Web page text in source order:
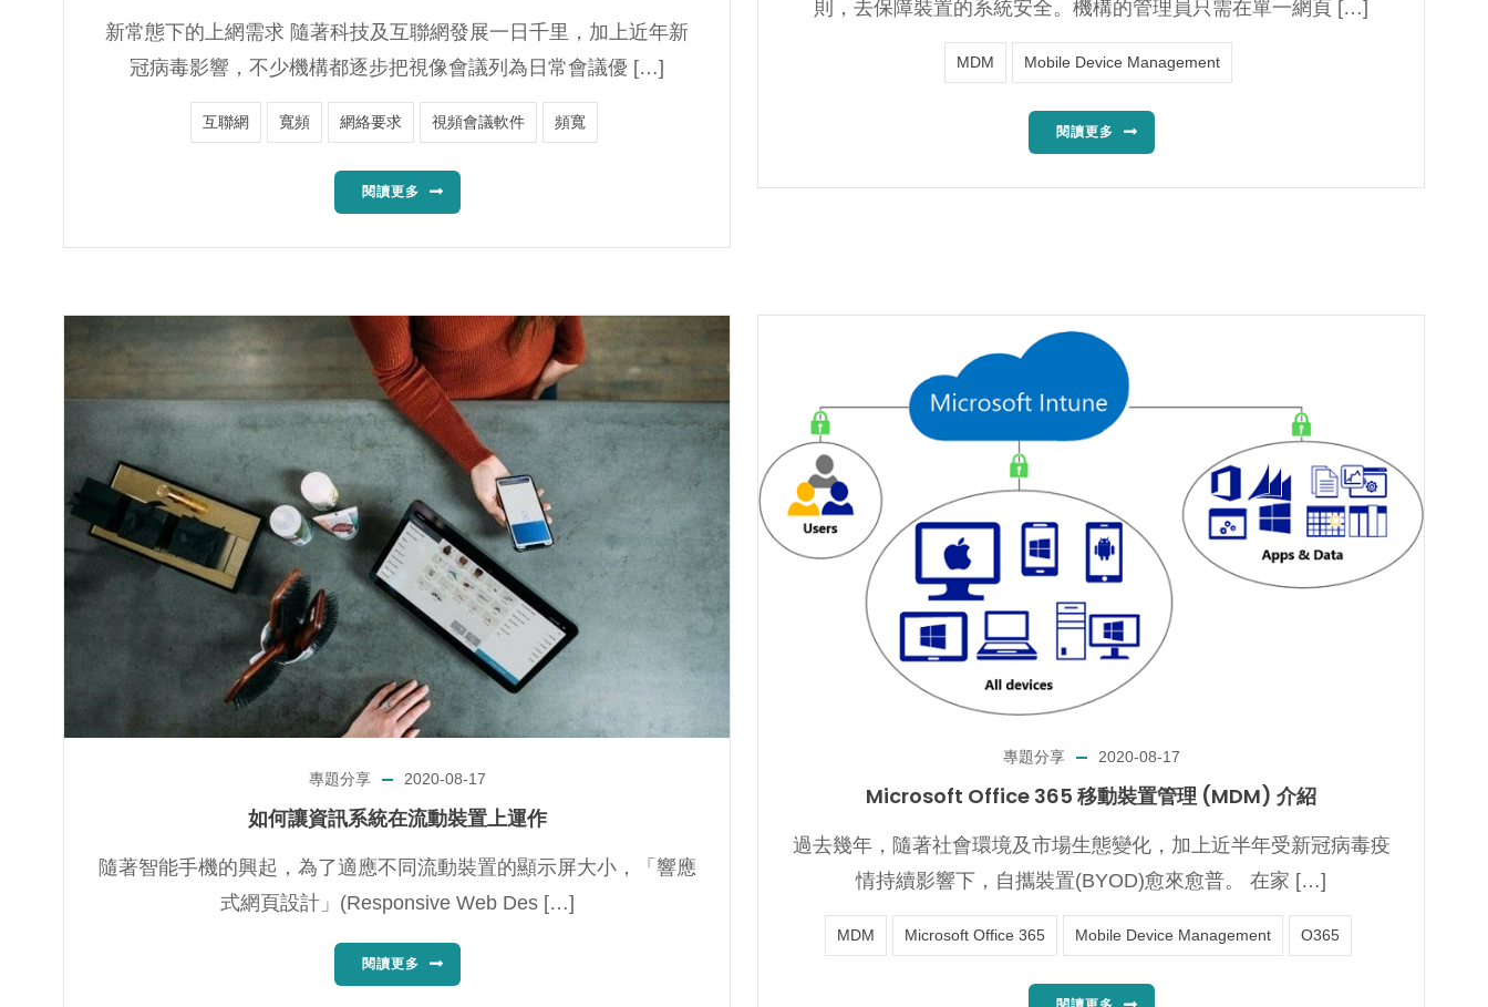
新常態下的上網需求 隨著科技及互聯網發展一日千里，加上近年新
冠病毒影響，不少機構都逐步把視像會議列為日常會議優 […]
互聯網 寬頻 網絡要求 視頻會議軟件 頻寬
閱讀更多
則，去保障裝置的系統安全。機構的管理員只需在單一網頁 […]
MDM Mobile Device Management
閱讀更多
專題分享 2020-08-17
如何讓資訊系統在流動裝置上運作
隨著智能手機的興起，為了適應不同流動裝置的顯示屏大小，「響應
式網頁設計」(Responsive Web Des […]
閱讀更多
專題分享 2020-08-17
Microsoft Office 365 移動裝置管理 (MDM) 介紹
過去幾年，隨著社會環境及市場生態變化，加上近半年受新冠病毒疫
情持續影響下，自攜裝置(BYOD)愈來愈普。 在家 […]
MDM Microsoft Office 365 Mobile Device Management O365